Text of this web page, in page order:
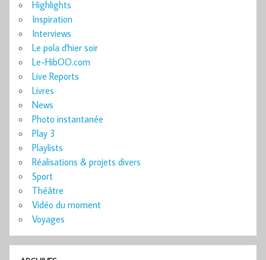
Highlights
Inspiration
Interviews
Le pola d'hier soir
Le-HibOO.com
Live Reports
Livres
News
Photo instantanée
Play 3
Playlists
Réalisations & projets divers
Sport
Théâtre
Vidéo du moment
Voyages